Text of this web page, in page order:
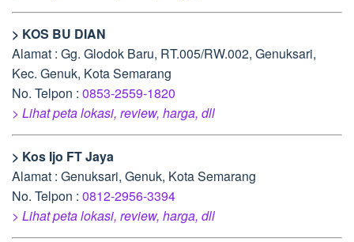
> KOS BU DIAN
Alamat : Gg. Glodok Baru, RT.005/RW.002, Genuksari,
Kec. Genuk, Kota Semarang
No. Telpon : 0853-2559-1820
> Lihat peta lokasi, review, harga, dll
> Kos Ijo FT Jaya
Alamat : Genuksari, Genuk, Kota Semarang
No. Telpon : 0812-2956-3394
> Lihat peta lokasi, review, harga, dll